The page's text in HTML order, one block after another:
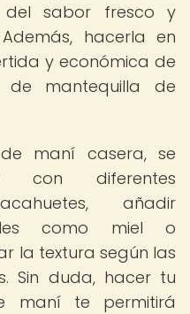
del sabor fresco y
hacerla en
y económica de
de mantequilla de
maní casera, se
con diferentes
añadir
como miel o
la textura según las
Sin duda, hacer tu
maní te permitirá